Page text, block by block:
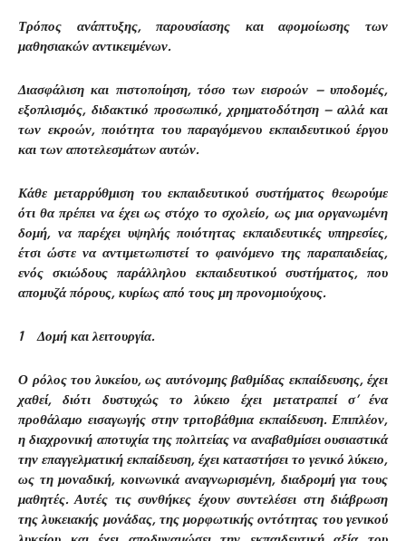
Τρόπος ανάπτυξης, παρουσίασης και αφομοίωσης των
μαθησιακών αντικειμένων.
Διασφάλιση και πιστοποίηση, τόσο των εισροών – υποδομές,
εξοπλισμός, διδακτικό προσωπικό, χρηματοδότηση – αλλά και
των εκροών, ποιότητα του παραγόμενου εκπαιδευτικού έργου
και των αποτελεσμάτων αυτών.
Κάθε μεταρρύθμιση του εκπαιδευτικού συστήματος θεωρούμε
ότι θα πρέπει να έχει ως στόχο το σχολείο, ως μια οργανωμένη
δομή, να παρέχει υψηλής ποιότητας εκπαιδευτικές υπηρεσίες,
έτσι ώστε να αντιμετωπιστεί το φαινόμενο της παραπαιδείας,
ενός σκιώδους παράλληλου εκπαιδευτικού συστήματος, που
απομυζά πόρους, κυρίως από τους μη προνομιούχους.
1 Δομή και λειτουργία.
Ο ρόλος του λυκείου, ως αυτόνομης βαθμίδας εκπαίδευσης, έχει
χαθεί, διότι δυστυχώς το λύκειο έχει μετατραπεί σ’ ένα
προθάλαμο εισαγωγής στην τριτοβάθμια εκπαίδευση. Επιπλέον,
η διαχρονική αποτυχία της πολιτείας να αναβαθμίσει ουσιαστικά
την επαγγελματική εκπαίδευση, έχει καταστήσει το γενικό λύκειο,
ως τη μοναδική, κοινωνικά αναγνωρισμένη, διαδρομή για τους
μαθητές. Αυτές τις συνθήκες έχουν συντελέσει στη διάβρωση
της λυκειακής μονάδας, της μορφωτικής οντότητας του γενικού